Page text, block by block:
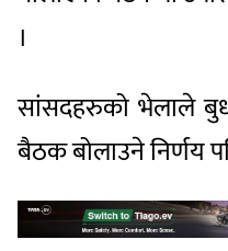
।
सांसदहरुको भेलाले
बैठक बोलाउने निर्णय